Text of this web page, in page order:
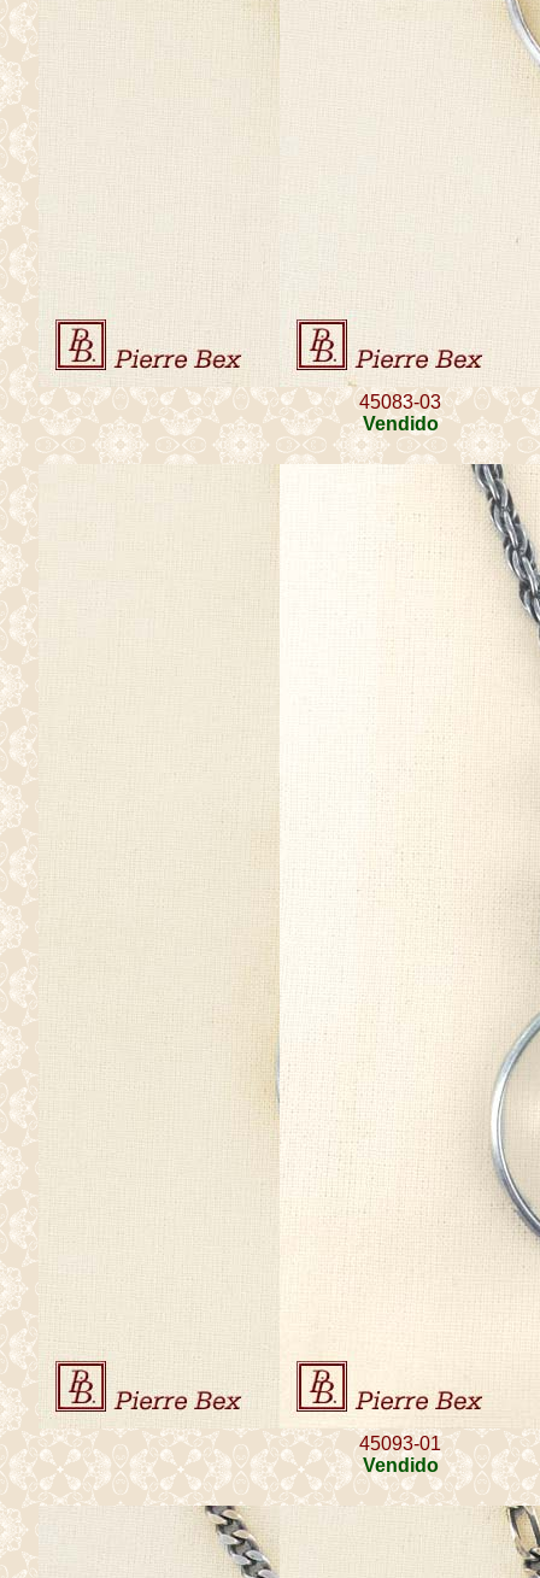
45083-03
Vendido
45093-01
Vendido